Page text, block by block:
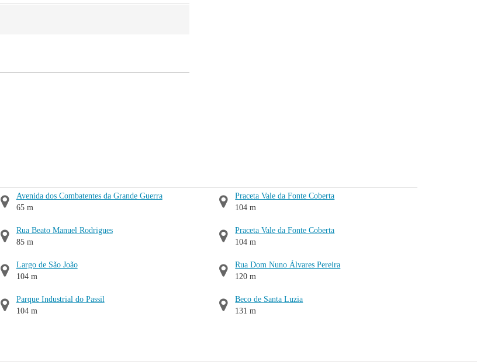
Avenida dos Combatentes da Grande Guerra
65 m
Rua Beato Manuel Rodrigues
85 m
Largo de São João
104 m
Parque Industrial do Passil
104 m
Praceta Vale da Fonte Coberta
104 m
Praceta Vale da Fonte Coberta
104 m
Rua Dom Nuno Álvares Pereira
120 m
Beco de Santa Luzia
131 m